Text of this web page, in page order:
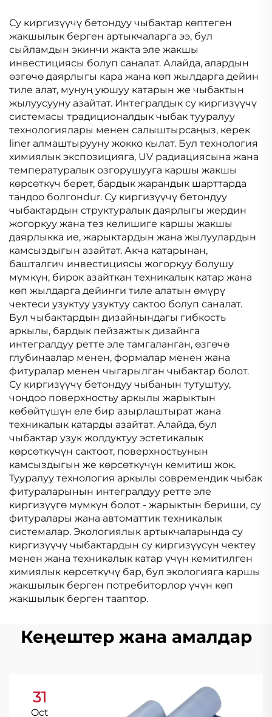
МЕМБРАНАСЫ
Су киргизүүчү бетондуу чыбактар көптеген
жакшылык берген артыкчаларга ээ, бул
сыйламдын экинчи жакта эле жакшы
инвестициясы болуп саналат. Алайда, алардын
өзгөчө даярлыгы кара жана көп жылдарга дейин
тиле алат, мунуң уюшуу катарын же чыбактын
жылуусууну азайтат. Интегралдык су киргизүүчү
системасы традиционалдык чыбак тууралуу
технологиялары менен салыштырсаңыз, керек
liner алмаштырууну жокко кылат. Бул технология
химиялык экспозицияга, UV радиациясына жана
температуралык озгорушууга каршы жакшы
көрсөткүч берет, бардык жарандык шарттарда
тандоо болгонdur. Су киргизүүчү бетондуу
чыбактардын структуралык даярлыгы жердин
жогоркуу жана тез келишиге каршы жакшы
даярлыкка ие, жарыктардын жана жылуулардын
камсыздыгын азайтат. Акча катарынан,
башталгич инвестициясы жогоркуу болушу
мүмкүн, бирок азайткан техникалык катар жана
көп жылдарга дейинги тиле алатын өмүрү
чектеси узуктуу узуктуу сактоо болуп саналат.
Бул чыбактардын дизайнындагы гибкость
аркылы, бардык пейзажтык дизайнга
интегралдуу ретте эле тамгаланган, өзгөчө
глубинаалар менен, формалар менен жана
фитуралар менен чыгарылган чыбактар болот.
Су киргизүүчү бетондуу чыбанын тутуштуу,
чоңдоо поверхностьу аркылы жарыктын
көбөйтүшүн еле бир азырлаштырат жана
техникалык катарды азайтат. Алайда, бул
чыбактар узук жолдуктуу эстетикалык
көрсөткүчүн сактоот, поверхностьунын
камсыздыгын же көрсөткүчүн кемитиш жок.
Тууралуу технология аркылы современдик чыбак
фитураларынын интегралдуу ретте эле
киргизүүгө мүмкүн болот - жарыктын бериши, су
фитуралары жана автоматтик техникалык
системалар. Экологиялык артыкчаларында су
киргизүүчү чыбактардын су киргизүүсүн чектеү
менен жана техникалык катар үчүн кемитилген
химиялык көрсөткүчү бар, бул экологияга каршы
жакшылык берген потребиторлор үчүн көп
жакшылык берген тааптор.
Кеңештер жана амалдар
31
Oct